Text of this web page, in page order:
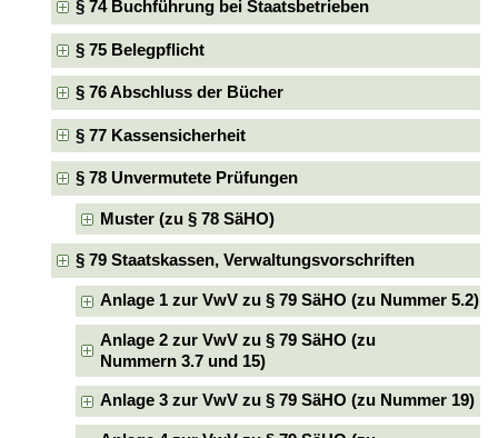
§ 74 Buchführung bei Staatsbetrieben
§ 75 Belegpflicht
§ 76 Abschluss der Bücher
§ 77 Kassensicherheit
§ 78 Unvermutete Prüfungen
Muster (zu § 78 SäHO)
§ 79 Staatskassen, Verwaltungsvorschriften
Anlage 1 zur VwV zu § 79 SäHO (zu Nummer 5.2)
Anlage 2 zur VwV zu § 79 SäHO (zu
Nummern 3.7 und 15)
Anlage 3 zur VwV zu § 79 SäHO (zu Nummer 19)